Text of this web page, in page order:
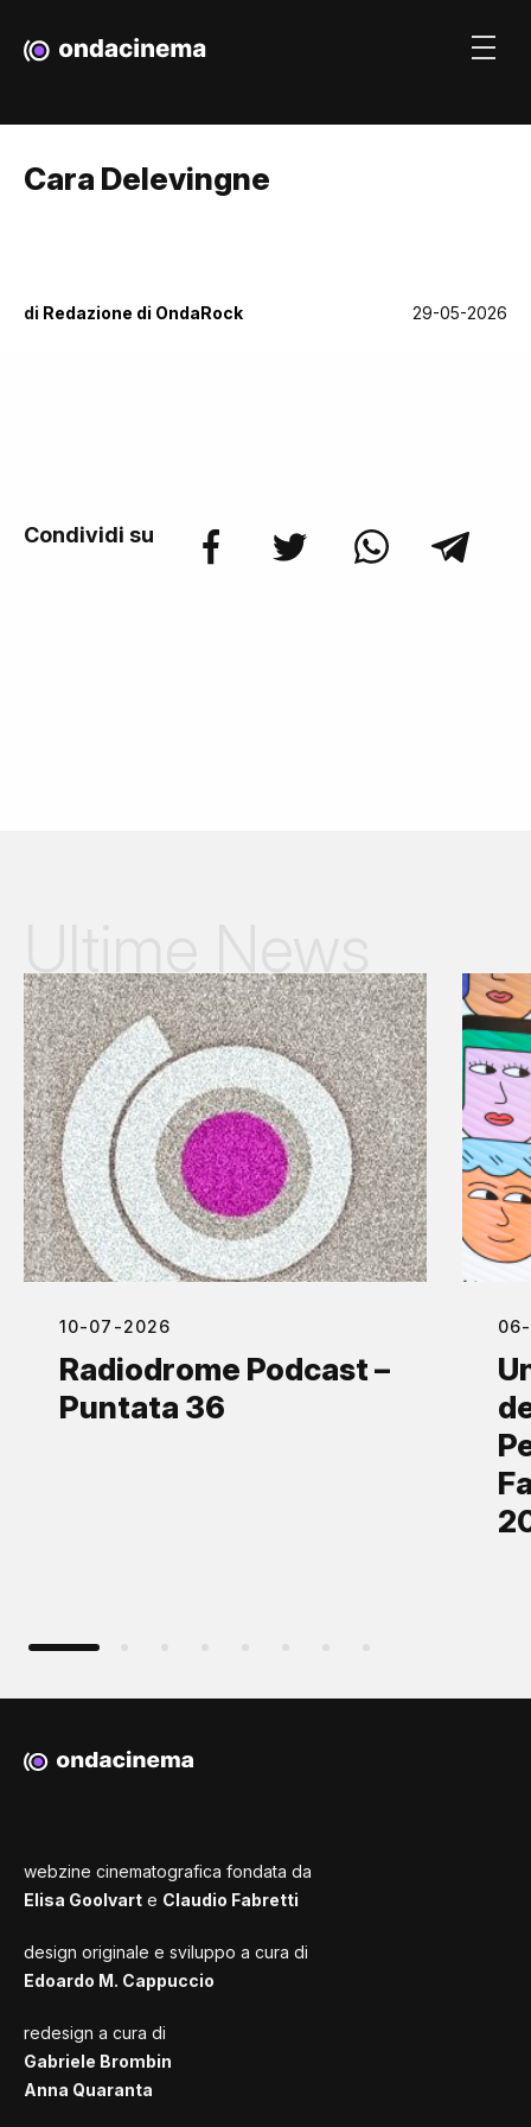
Cara Delevingne
di Redazione di OndaRock 29-05-2026
Condividi su
10-07-2026
Radiodrome Podcast –
Puntata 36
webzine cinematografica fondata da
Elisa Goolvart e Claudio Fabretti
design originale e sviluppo a cura di
Edoardo M. Cappuccio
redesign a cura di
Gabriele Brombin
Anna Quaranta